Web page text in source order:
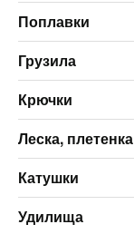
Поплавки
Грузила
Крючки
Леска, плетенка
Катушки
Удилища